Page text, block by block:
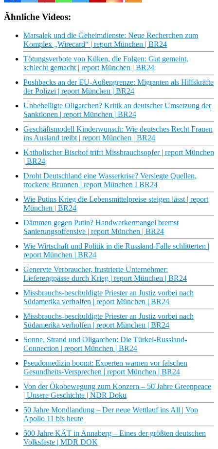
Ähnliche Videos:
Marsalek und die Geheimdienste: Neue Recherchen zum
Komplex „Wirecard“ | report München | BR24
Tötungsverbote von Küken, die Folgen: Gut gemeint,
schlecht gemacht | report München | BR24
Pushbacks an der EU-Außengrenze: Migranten als Hilfskräfte
der Polizei | report München | BR24
Unbehelligte Oligarchen? Kritik an deutscher Umsetzung der
Sanktionen | report München | BR24
Geschäftsmodell Kinderwunsch: Wie deutsches Recht Frauen
ins Ausland treibt | report München | BR24
Katholischer Bischof trifft Missbrauchsopfer | report München
| BR24
Droht Deutschland eine Wasserkrise? Versiegte Quellen,
trockene Brunnen | report München I BR24
Wie Putins Krieg die Lebensmittelpreise steigen lässt | report
München | BR24
Dämmen gegen Putin? Handwerkermangel bremst
Sanierungsoffensive | report München | BR24
Wie Wirtschaft und Politik in die Russland-Falle schlitterten |
report München | BR24
Genervte Verbraucher, frustrierte Unternehmer:
Lieferengpässe durch Krieg | report München | BR24
Missbrauchs-beschuldigte Priester an Justiz vorbei nach
Südamerika verholfen | report München | BR24
Missbrauchs-beschuldigte Priester an Justiz vorbei nach
Südamerika verholfen | report München | BR24
Sonne, Strand und Oligarchen: Die Türkei-Russland-
Connection | report München | BR24
Pseudomedizin boomt: Experten warnen vor falschen
Gesundheits-Versprechen | report München | BR24
Von der Ökobewegung zum Konzern – 50 Jahre Greenpeace
| Unsere Geschichte | NDR Doku
50 Jahre Mondlandung – Der neue Wettlauf ins All | Von
Apollo 11 bis heute
500 Jahre KÄT in Annaberg – Eines der größten deutschen
Volksfeste | MDR DOK